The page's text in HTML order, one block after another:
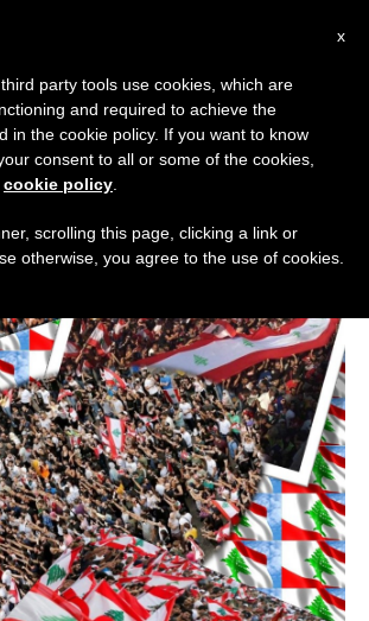
x
party tools use cookies, which are
and required to achieve the
in the cookie policy. If you want to know
consent to all or some of the cookies,
cookie policy
scrolling this page, clicking a link or
otherwise, you agree to the use of cookies.